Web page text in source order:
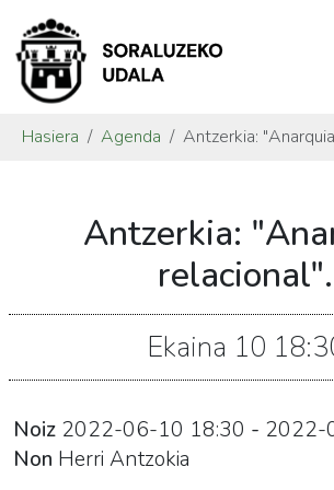
Hasiera Agenda Antzerkia:
anarquia-
"Anarquia
2022-
10T20:30:00+02:00
2022-
Antzerkia:
relacional".
Ekaina 10
Noiz 2022-06-10 18:30 - 2022-
Non Herri Antzokia